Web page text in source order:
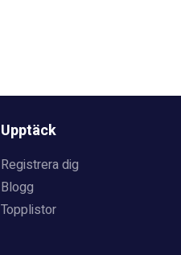
Upptäck
Registrera dig
Blogg
Topplistor